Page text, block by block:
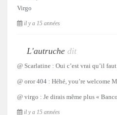
Virgo
il y a 15 années
L'autruche dit
@ Scarlatine : Oui c’est vrai qu’il
@ oror 404 : Héhé, you’re welcome
@ virgo : Je dirais même plus «
il y a 15 années